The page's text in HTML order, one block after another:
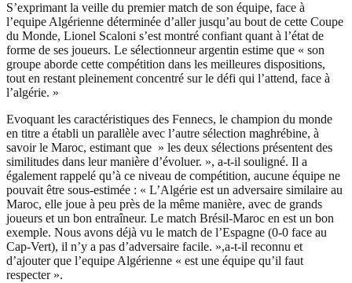
S’exprimant la veille du premier match de son équipe, face à
l’equipe Algérienne déterminée d’aller jusqu’au bout de cette Coupe
du Monde, Lionel Scaloni s’est montré confiant quant à l’état de
forme de ses joueurs. Le sélectionneur argentin estime que « son
groupe aborde cette compétition dans les meilleures dispositions,
tout en restant pleinement concentré sur le défi qui l’attend, face à
l’algérie. »
Evoquant les caractéristiques des Fennecs, le champion du monde
en titre a établi un parallèle avec l’autre sélection maghrébine, à
savoir le Maroc, estimant que » les deux sélections présentent des
similitudes dans leur manière d’évoluer. », a-t-il souligné. Il a
également rappelé qu’à ce niveau de compétition, aucune équipe ne
pouvait être sous-estimée : « L’Algérie est un adversaire similaire au
Maroc, elle joue à peu près de la même manière, avec de grands
joueurs et un bon entraîneur. Le match Brésil-Maroc en est un bon
exemple. Nous avons déjà vu le match de l’Espagne (0-0 face au
Cap-Vert), il n’y a pas d’adversaire facile. »,a-t-il reconnu et
d’ajouter que l’equipe Algérienne « est une équipe qu’il faut
respecter ».